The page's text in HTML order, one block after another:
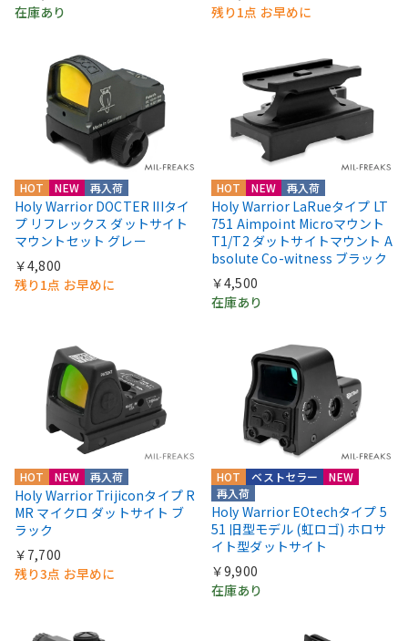
在庫あり
残り1点 お早めに
HOT NEW 再入荷
Holy Warrior DOCTER IIIタイ
プ リフレックス ダットサイト
マウントセット グレー
￥4,800
残り1点 お早めに
HOT NEW 再入荷
Holy Warrior LaRueタイプ LT
751 Aimpoint Microマウント
T1/T2 ダットサイトマウント A
bsolute Co-witness ブラック
￥4,500
在庫あり
HOT NEW 再入荷
Holy Warrior Trijiconタイプ R
MR マイクロ ダットサイト ブ
ラック
￥7,700
残り3点 お早めに
HOT
NEW
再入荷
ベストセラー
Holy Warrior EOtechタイプ 5
51 旧型モデル (虹ロゴ) ホロサ
イト型ダットサイト
￥9,900
在庫あり